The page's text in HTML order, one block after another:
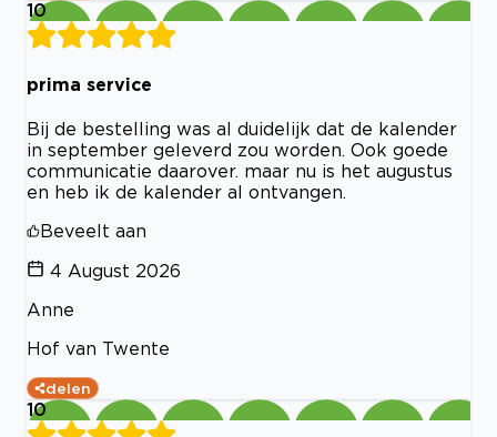
10
prima service
Bij de bestelling was al duidelijk dat de kalender
in september geleverd zou worden. Ook goede
communicatie daarover. maar nu is het augustus
en heb ik de kalender al ontvangen.
Beveelt aan
4 August 2026
Anne
Hof van Twente
delen
10